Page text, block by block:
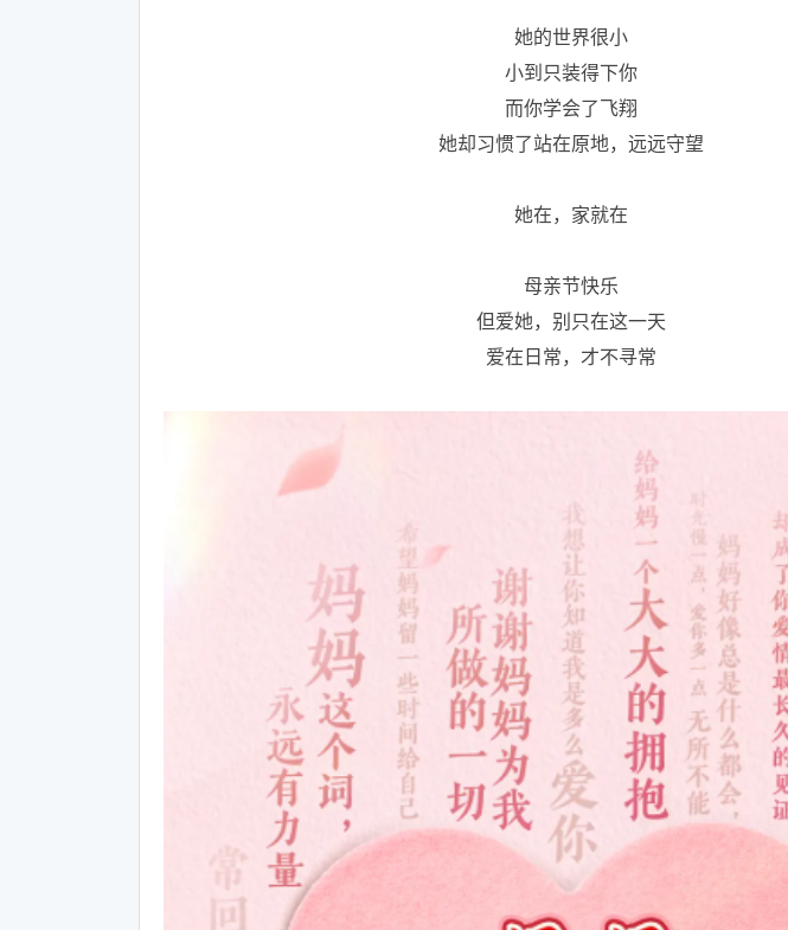
她的世界很小
小到只装得下你
而你学会了飞翔
她却习惯了站在原地，远远守望
她在，家就在
母亲节快乐
但爱她，别只在这一天
爱在日常，才不寻常